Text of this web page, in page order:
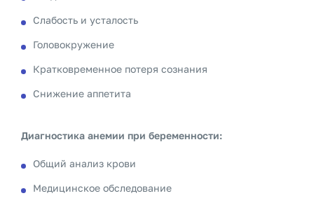
Слабость и усталость
Головокружение
Кратковременное потеря сознания
Снижение аппетита
Диагностика анемии при беременности:
Общий анализ крови
Медицинское обследование